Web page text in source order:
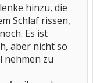
hinzu, die
Schlaf rissen,
Es ist
aber nicht so
nehmen zu